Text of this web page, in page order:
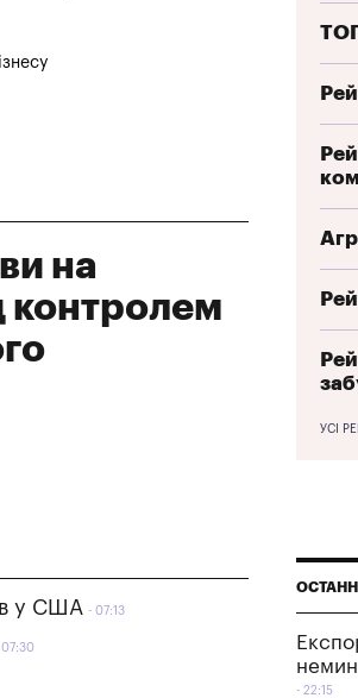
на
контролем
у США 07:13
07:30
УСІ
22:15